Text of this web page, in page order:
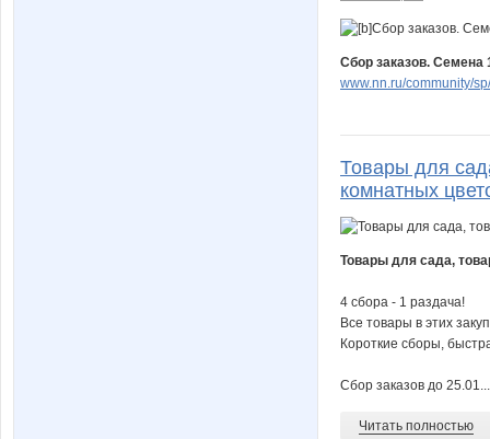
Сбор заказов. Семена
www.nn.ru/community/
Товары для
комнатных
Товары для сада,
4 сбора - 1 раздача!
Все товары в этих
Короткие сборы,
Сбор заказов до 25.01...
Читать полностью